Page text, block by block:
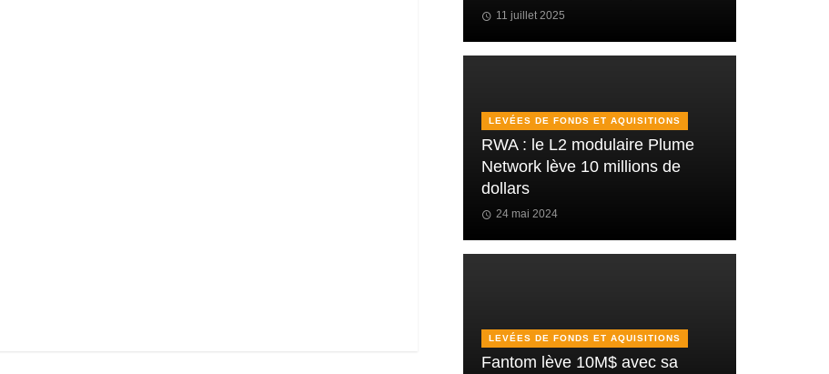
11 juillet 2025
LEVÉES DE FONDS ET AQUISITIONS
RWA : le L2 modulaire Plume
Network lève 10 millions de
dollars
24 mai 2024
LEVÉES DE FONDS ET AQUISITIONS
Fantom lève 10M$ avec sa